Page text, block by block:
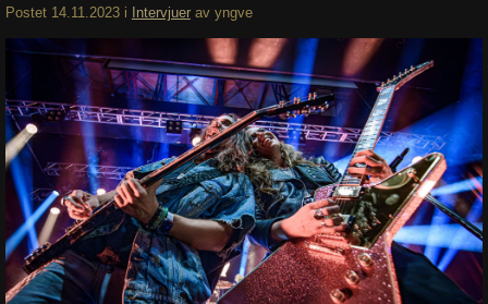
Postet 14.11.2023 i Intervjuer av yngve